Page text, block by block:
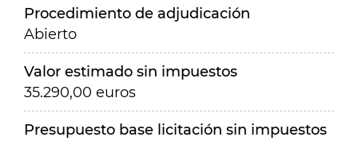
Procedimiento de adjudicación
Abierto
Valor estimado sin impuestos
35.290,00 euros
Presupuesto base licitación sin impuestos